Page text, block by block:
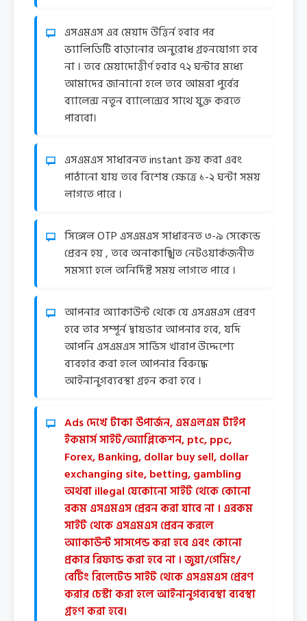
এসএমএস এর মেয়াদ উত্তির্ন হবার পর
ভ্যালিডিটি বাড়ানোর অনুরোধ গ্রহনযোগ্য হবে
না । তবে মেয়াদোত্তীর্ণ হবার ৭২ ঘন্টার মধ্যে
আমাদের জানানো হলে তবে আমরা পুর্বের
ব্যালেন্স নতুন ব্যালেন্সের সাথে যুক্ত করতে
পারবো।
এসএমএস সাধারনত instant ক্রয় করা এবং
পাঠানো যায় তবে বিশেষ ক্ষেত্রে ১-২ ঘন্টা সময়
লাগতে পারে ।
সিঙ্গেল OTP এসএমএস সাধারনত ৩-৯ সেকেন্ডে
প্রেরন হয় , তবে অনাকাঙ্খিত নেটওয়ার্কজনীত
সমস্যা হলে অনির্দিষ্ট সময় লাগতে পারে ।
আপনার অ্যাকাউন্ট থেকে যে এসএমএস প্রেরণ
হবে তার সম্পূর্ন দ্বায়ভার আপনার হবে, যদি
আপনি এসএমএস সার্ভিস খারাপ উদ্দেশ্যে
ব্যবহার করা হলে আপনার বিরুদ্ধে
আইনানুগব্যবস্থা গ্রহন করা হবে ।
Ads দেখে টাকা উপার্জন, এমএলএম টাইপ
ইকমার্স সাইট/অ্যাপ্লিকেশন, ptc, ppc,
Forex, Banking, dollar buy sell, dollar
exchanging site, betting, gambling
অথবা illegal যেকোনো সাইট থেকে কোনো
রকম এসএমএস প্রেরন করা যাবে না । এরকম
সাইট থেকে এসএমএস প্রেরন করলে
অ্যাকাউন্ট সাসপেন্ড করা হবে এবং কোনো
প্রকার রিফান্ড করা হবে না । জুয়া/গেমিং/
বেটিং রিলেটেড সাইট থেকে এসএমএস প্রেরণ
করার চেস্টা করা হলে আইনানুগব্যবস্থা ব্যবস্থা
গ্রহণ করা হবে।